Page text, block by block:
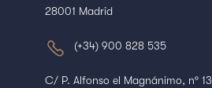
28001 Madrid
(+34) 900 828 535
C/ P. Alfonso el Magnánimo, nº 13